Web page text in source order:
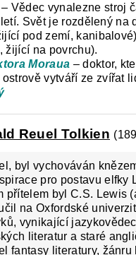
– Vědec vynalezne stroj
Svět je rozdělený na
pod zemí,
žijící na povrchu).
Moraua – doktor,
vytváří ze zvířat
Reuel Tolkien
byl vychováván
pro postavu elfky
přítelem byl C.S. Lewis
na Oxfordské
vynikající
literatur a staré
fantasy literatury, žánru